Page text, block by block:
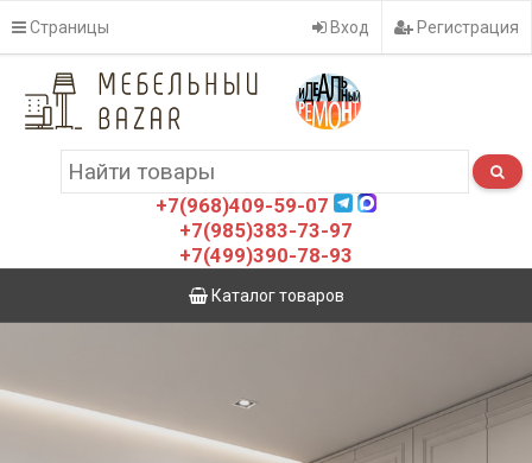
Страницы Вход Регистрация
+7(968)409-59-07
+7(985)383-73-97
+7(499)390-78-93
Каталог товаров